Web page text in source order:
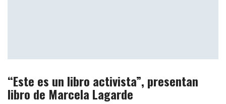
“Este es un libro activista”, presentan
libro de Marcela Lagarde